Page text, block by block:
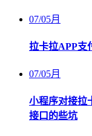
07/05月
拉卡拉APP支
07/05月
小程序对接拉
接口的些坑